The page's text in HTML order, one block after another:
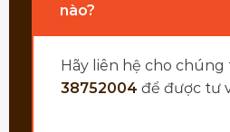
nào?
Hãy liên hệ cho chúng
38752004 để được tư